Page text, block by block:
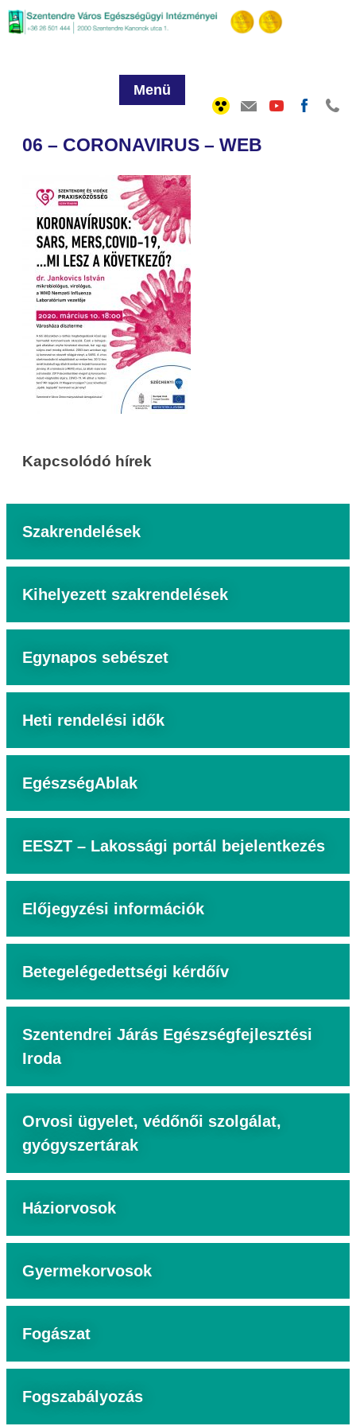
Menü
06 – CORONAVIRUS – WEB
Kapcsolódó hírek
Szakrendelések
Kihelyezett szakrendelések
Egynapos sebészet
Heti rendelési idők
EgészségAblak
EESZT – Lakossági portál bejelentkezés
Előjegyzési információk
Betegelégedettségi kérdőív
Szentendrei Járás Egészségfejlesztési
Iroda
Orvosi ügyelet, védőnői szolgálat,
gyógyszertárak
Háziorvosok
Gyermekorvosok
Fogászat
Fogszabályozás